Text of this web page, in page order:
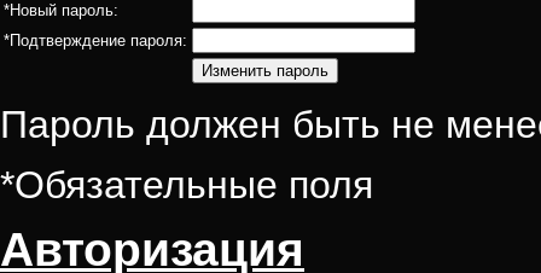
*Новый пароль:
*Подтверждение пароля:
Пароль должен быть не
*Обязательные поля
Авторизация